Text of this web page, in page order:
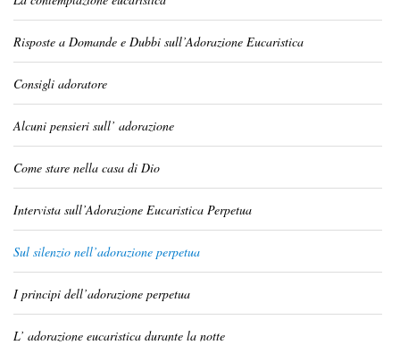
Risposte a Domande e Dubbi sull’Adorazione Eucaristica
Consigli adoratore
Alcuni pensieri sull’ adorazione
Come stare nella casa di Dio
Intervista sull’Adorazione Eucaristica Perpetua
Sul silenzio nell’adorazione perpetua
I principi dell’adorazione perpetua
L’ adorazione eucaristica durante la notte